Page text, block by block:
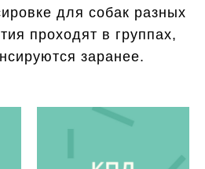
для собак разных
проходят в группах,
заранее.